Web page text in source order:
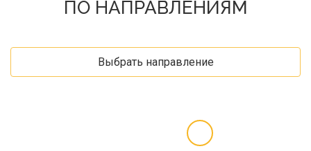
ПО НАПРАВЛЕНИЯМ
Выбрать направление